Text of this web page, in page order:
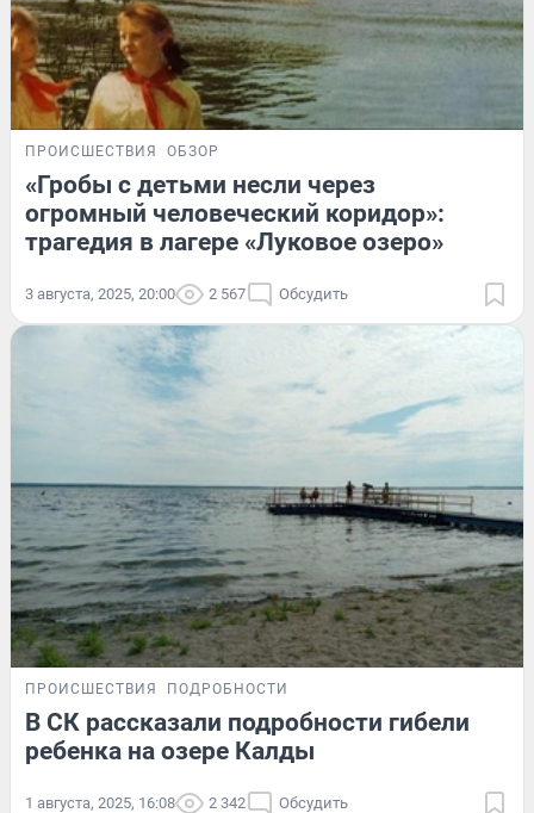
ПРОИСШЕСТВИЯ ОБЗОР
«Гробы с детьми несли через
огромный человеческий коридор»:
трагедия в лагере «Луковое озеро»
3 августа, 2025, 20:00 2 567 Обсудить
ПРОИСШЕСТВИЯ ПОДРОБНОСТИ
В СК рассказали подробности гибели
ребенка на озере Калды
1 августа, 2025, 16:08 2 342 Обсудить